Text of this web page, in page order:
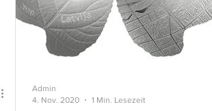
Admin
4. Nov. 2020
1 Min. Lesezeit